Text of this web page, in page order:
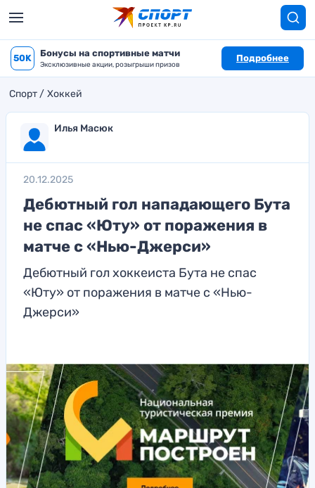
50K Бонусы на спортивные матчи
Эксклюзивные акции, розыгрыши призов
Подробнее
Спорт Хоккей
Илья Масюк
20.12.2025
Дебютный гол нападающего Бута
не спас «Юту» от поражения в
матче с «Нью-Джерси»
Дебютный гол хоккеиста Бута не спас
«Юту» от поражения в матче с «Нью-
Джерси»